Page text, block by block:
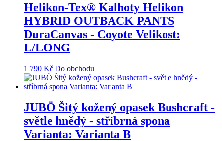
Helikon-Tex® Kalhoty Helikon
HYBRID OUTBACK PANTS
DuraCanvas - Coyote Velikost:
L/LONG
1 790 Kč Do obchodu
JUBÖ Šitý kožený opasek Bushcraft -
světle hnědý - stříbrná spona
Varianta: Varianta B